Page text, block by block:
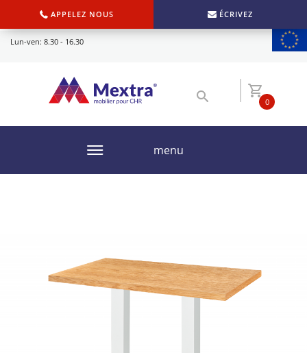
APPELEZ NOUS ÉCRIVEZ
Lun-ven: 8.30 - 16.30
0
menu